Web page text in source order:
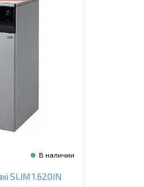
В наличии
SLIM 1.620IN